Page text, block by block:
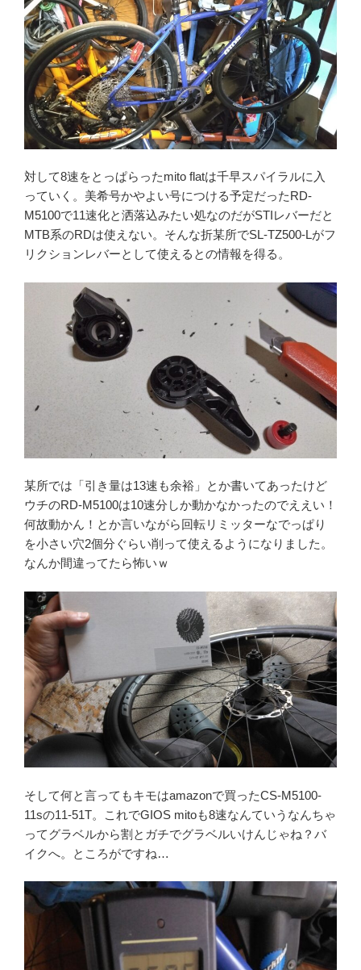
対して8速をとっぱらったmito flatは千早スパイラルに入
っていく。美希号かやよい号につける予定だったRD-
M5100で11速化と洒落込みたい処なのだがSTIレバーだと
MTB系のRDは使えない。そんな折某所でSL-TZ500-Lがフ
リクションレバーとして使えるとの情報を得る。
某所では「引き量は13速も余裕」とか書いてあったけど
ウチのRD-M5100は10速分しか動かなかったのでええい！
何故動かん！とか言いながら回転リミッターなでっぱり
を小さい穴2個分ぐらい削って使えるようになりました。
なんか間違ってたら怖いｗ
そして何と言ってもキモはamazonで買ったCS-M5100-
11sの11-51T。これでGIOS mitoも8速なんていうなんちゃ
ってグラベルから割とガチでグラベルいけんじゃね？バ
イクへ。ところがですね…